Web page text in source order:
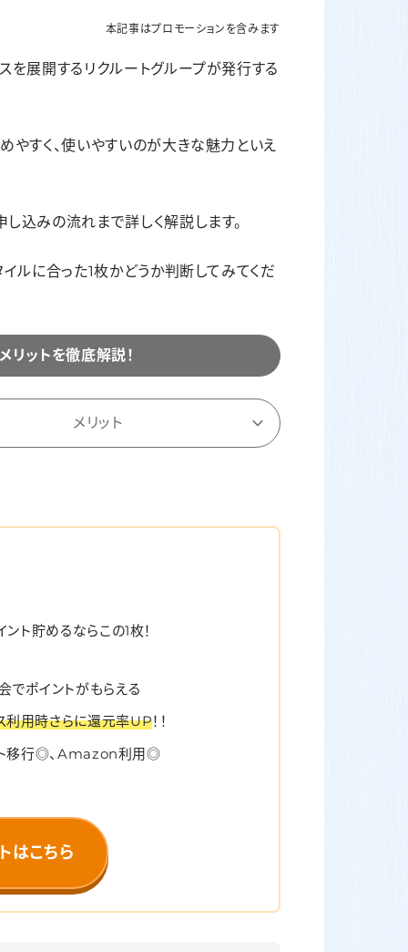
本記事はプロモーションを含みます
を展開するリクルートグループが発行する
やすく、使いやすいのが大きな魅力といえ
込みの流れまで詳しく解説します。
ルに合った1枚かどうか判断してみてくだ
リットを徹底解説！
メリット
ント貯めるならこの1枚！
でポイントがもらえる
利用時さらに還元率UP！！
移行◎、Amazon利用◎
はこちら